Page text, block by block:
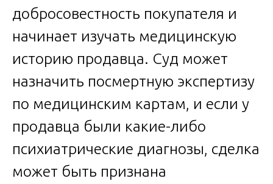
добросовестность покупателя и
начинает изучать медицинскую
историю продавца. Суд может
назначить посмертную экспертизу
по медицинским картам, и если у
продавца были какие-либо
психиатрические диагнозы, сделка
может быть признана